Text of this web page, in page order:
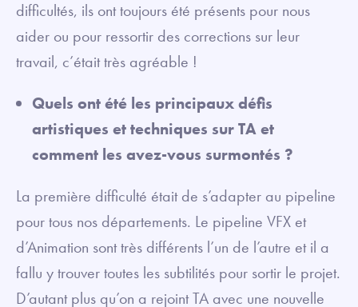
difficultés, ils ont toujours été présents pour nous
aider ou pour ressortir des corrections sur leur
travail, c’était très agréable !
Quels ont été les principaux défis
artistiques et techniques sur TA et
comment les avez-vous surmontés ?
La première difficulté était de s’adapter au pipeline
pour tous nos départements. Le pipeline VFX et
d’Animation sont très différents l’un de l’autre et il a
fallu y trouver toutes les subtilités pour sortir le projet.
D’autant plus qu’on a rejoint TA avec une nouvelle